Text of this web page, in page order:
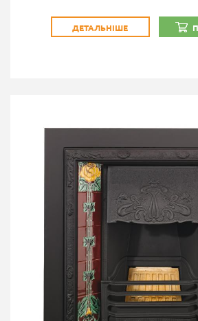
ДЕТАЛЬНІШЕ